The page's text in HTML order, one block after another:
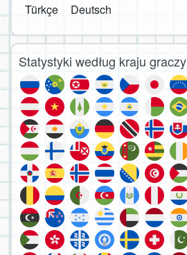
Türkçe
Deutsch
Statystyki według kraju graczy